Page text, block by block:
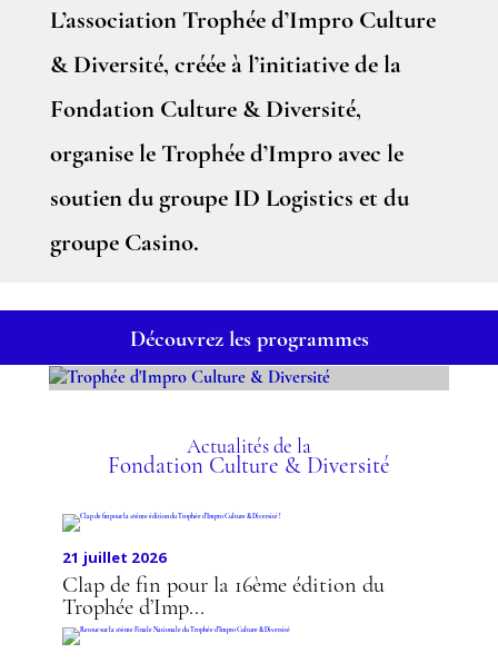
L’association Trophée d’Impro Culture
& Diversité, créée à l’initiative de la
Fondation Culture & Diversité,
organise le Trophée d’Impro avec le
soutien du groupe ID Logistics et du
groupe Casino.
Découvrez les programmes
TROPHÉE D'IMPRO
CULTURE & DIVERSITÉ
Actualités de la
Fondation Culture & Diversité
21 juillet 2026
Clap de fin pour la 16ème édition du
Trophée d’Imp...